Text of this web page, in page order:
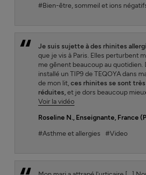
#Bien-être, sommeil et ions
Je suis sujette à des rhinites
que je vis à Paris. Elles perturbent
me gênent beaucoup au quotidien.
installé un TIP9 de TEQOYA dans
de mon lit,ces rhinites se sont
réduites,et je dors beaucoup
Voir la vidéo
Roseline N., Enseignante, France
#Asthme et allergies
#Video